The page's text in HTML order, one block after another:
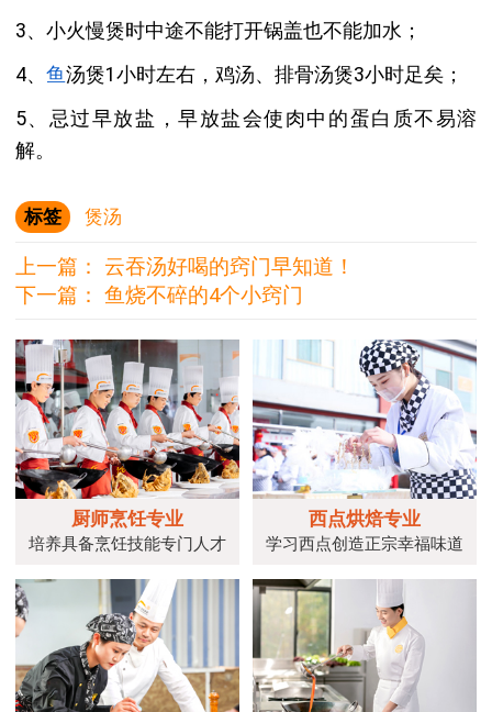
3、小火慢煲时中途不能打开锅盖也不能加水；
4、 鱼汤煲1小时左右，鸡汤、排骨汤煲3小时足矣；
5、忌过早放盐，早放盐会使肉中的蛋白质不易溶
解。
标签 煲汤
上一篇： 云吞汤好喝的窍门早知道！
下一篇： 鱼烧不碎的4个小窍门
厨师烹饪专业
培养具备烹饪技能专门人才
西点烘焙专业
学习西点创造正宗幸福味道